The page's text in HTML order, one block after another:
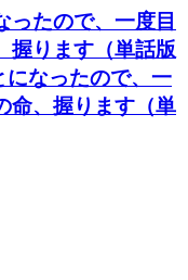
ったので、一度目
握ります（単話版
になったので、一
命、握ります（単